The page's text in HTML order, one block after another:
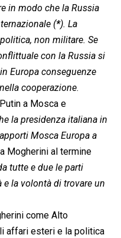
n
k
in modo che la Russia
(*). La
non militare. Se
con la Russia si
Europa conseguenze
cooperazione.
a Mosca e
la presidenza italiana in
Mosca Europa a
Mogherini al termine
tutte e due le parti
e la volontà di trovare un
come Alto
affari esteri e la politica